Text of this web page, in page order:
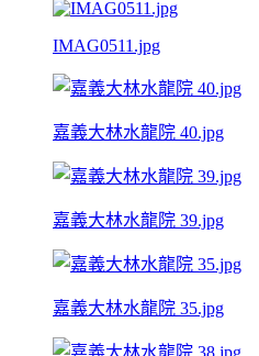
IMAG0511.jpg
嘉義大林水龍院 40.jpg
嘉義大林水龍院 39.jpg
嘉義大林水龍院 35.jpg